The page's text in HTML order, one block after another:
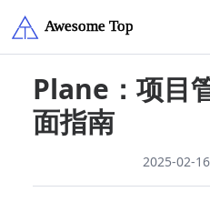
Plane：项目
面指南
2025-02-